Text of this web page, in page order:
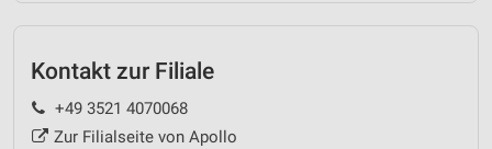
Kontakt zur Filiale
+49 3521 4070068
Zur Filialseite von Apollo